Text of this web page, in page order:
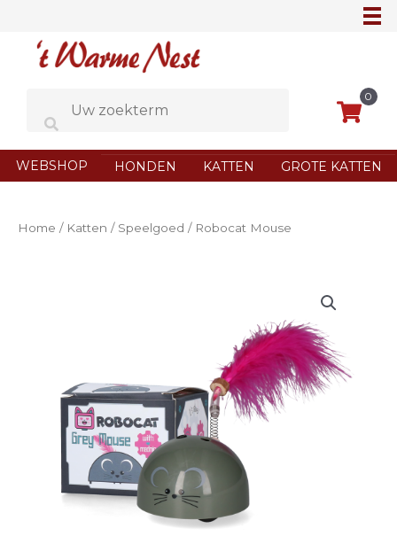
0
WEBSHOP HONDEN KATTEN GROTE KATTEN
Home / Katten / Speelgoed / Robocat Mouse